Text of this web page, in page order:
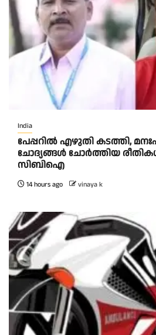
India
പേപ്പറിൽ എഴുതി കടത്തി,
ചോദ്യങ്ങൾ ചോർത്തിയ
സിബിഐ
14 hours ago vinaya k